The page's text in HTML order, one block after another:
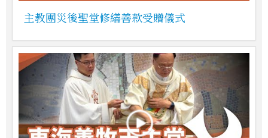
主教團災後聖堂修繕善款受贈儀式